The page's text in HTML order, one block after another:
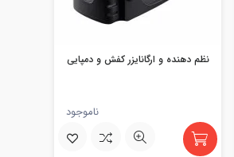
نظم دهنده و ارگانایزر کفش و دمپایی
ناموجود